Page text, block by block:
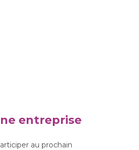
entreprise
au prochain